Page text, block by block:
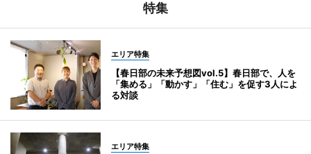
特集
エリア特集
【春日部の未来予想図vol.5】春日部で、人を
「集める」「動かす」「住む」を促す3人によ
る対談
エリア特集